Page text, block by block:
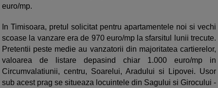
euro/mp.
In Timisoara, pretul solicitat pentru apartamentele noi si vechi
scoase la vanzare era de 970 euro/mp la sfarsitul lunii trecute.
Pretentii peste medie au vanzatorii din majoritatea cartierelor,
valoarea de listare depasind chiar 1.000 euro/mp in
Circumvalatiunii, centru, Soarelui, Aradului si Lipovei. Usor
sub acest prag se situeaza locuintele din Sagului si Girocului -